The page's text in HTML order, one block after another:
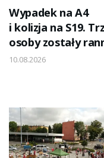
Wypadek na A4
i kolizja na S19.
osoby zostały
10.08.2026